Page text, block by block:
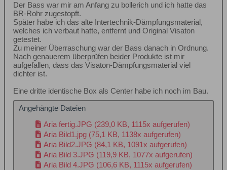
Der Bass war mir am Anfang zu bollerich und ich hatte das
BR-Rohr zugestopft.
Später habe ich das alte Intertechnik-Dämpfungsmaterial,
welches ich verbaut hatte, entfernt und Original Visaton
getestet.
Zu meiner Überraschung war der Bass danach in Ordnung.
Nach genauerem überprüfen beider Produkte ist mir
aufgefallen, dass das Visaton-Dämpfungsmaterial viel
dichter ist.
Eine dritte identische Box als Center habe ich noch im Bau.
Angehängte Dateien
Aria fertig.JPG (239,0 KB, 1115x aufgerufen)
Aria Bild1.jpg (75,1 KB, 1138x aufgerufen)
Aria Bild2.JPG (84,1 KB, 1091x aufgerufen)
Aria Bild 3.JPG (119,9 KB, 1077x aufgerufen)
Aria Bild 4.JPG (106,6 KB, 1115x aufgerufen)